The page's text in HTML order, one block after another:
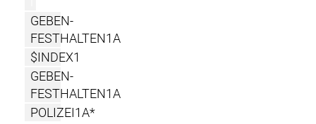
GEBEN-
FESTHALTEN1A
$INDEX1
GEBEN-
FESTHALTEN1A
POLIZEI1A*